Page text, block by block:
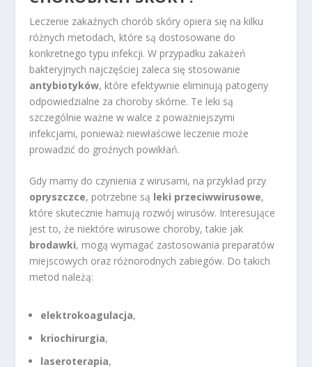
Leczenie zakaźnych chorób skóry opiera się na kilku
różnych metodach, które są dostosowane do
konkretnego typu infekcji. W przypadku zakażeń
bakteryjnych najczęściej zaleca się stosowanie
antybiotyków, które efektywnie eliminują patogeny
odpowiedzialne za choroby skórne. Te leki są
szczególnie ważne w walce z poważniejszymi
infekcjami, ponieważ niewłaściwe leczenie może
prowadzić do groźnych powikłań.
Gdy mamy do czynienia z wirusami, na przykład przy
opryszczce, potrzebne są leki przeciwwirusowe,
które skutecznie hamują rozwój wirusów. Interesujące
jest to, że niektóre wirusowe choroby, takie jak
brodawki, mogą wymagać zastosowania preparatów
miejscowych oraz różnorodnych zabiegów. Do takich
metod należą:
elektrokoagulacja,
kriochirurgia,
laseroterapia,